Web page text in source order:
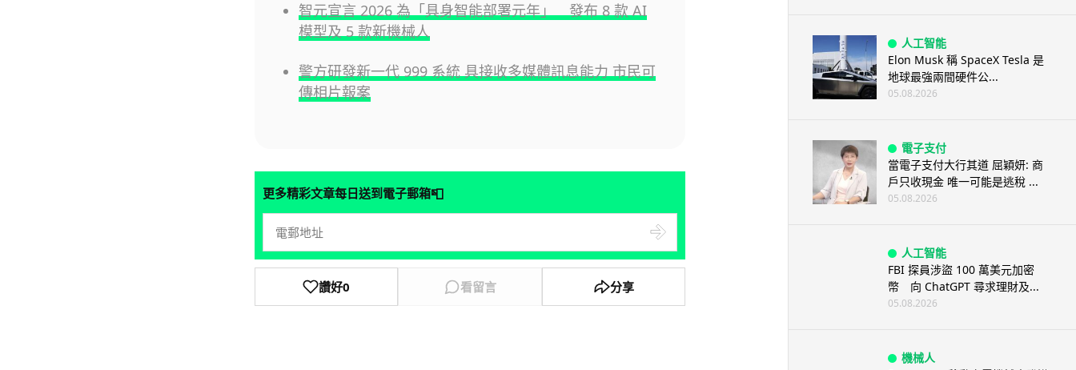
智元宣言 2026 為「具身智能部署元年」 發布 8 款 AI
模型及 5 款新機械人
警方研發新一代 999 系統 具接收多媒體訊息能力 市民可
傳相片報案
更多精彩文章每日送到電子郵箱📮
讚好0 看留言 分享
人工智能
Elon Musk 稱 SpaceX Tesla 是
地球最強兩間硬件公...
05.08.2026
電子支付
當電子支付大行其道 屈穎妍: 商
戶只收現金 唯一可能是逃稅 ...
05.08.2026
人工智能
FBI 探員涉盜 100 萬美元加密
幣 向 ChatGPT 尋求理財及...
05.08.2026
機械人